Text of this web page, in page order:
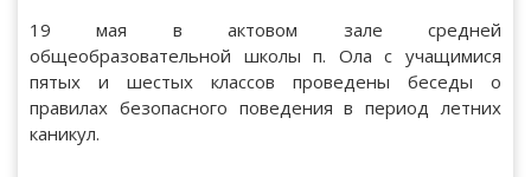
19 мая в актовом зале средней
общеобразовательной школы п. Ола с учащимися
пятых и шестых классов проведены беседы о
правилах безопасного поведения в период летних
каникул.